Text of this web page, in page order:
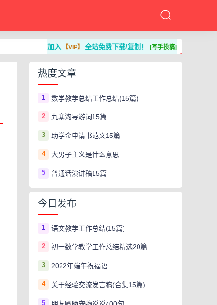
加入【VIP】 全站免费下载/复制！ [写手投稿]
热度文章
1 数学教学总结工作总结(15篇)
2 九寨沟导游词15篇
3 助学金申请书范文15篇
4 大男子主义是什么意思
5 普通话演讲稿15篇
今日发布
1 语文教学工作总结(15篇)
2 初一数学教学工作总结精选20篇
3 2022年端午祝福语
4 关于经验交流发言稿(合集15篇)
5